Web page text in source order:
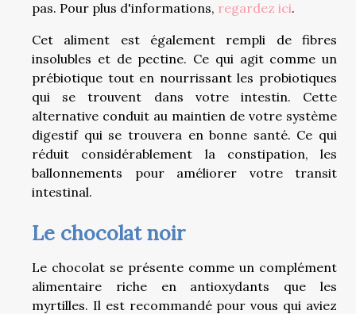
pas. Pour plus d'informations, regardez ici.
Cet aliment est également rempli de fibres
insolubles et de pectine. Ce qui agit comme un
prébiotique tout en nourrissant les probiotiques
qui se trouvent dans votre intestin. Cette
alternative conduit au maintien de votre système
digestif qui se trouvera en bonne santé. Ce qui
réduit considérablement la constipation, les
ballonnements pour améliorer votre transit
intestinal.
Le chocolat noir
Le chocolat se présente comme un complément
alimentaire riche en antioxydants que les
myrtilles. Il est recommandé pour vous qui aviez